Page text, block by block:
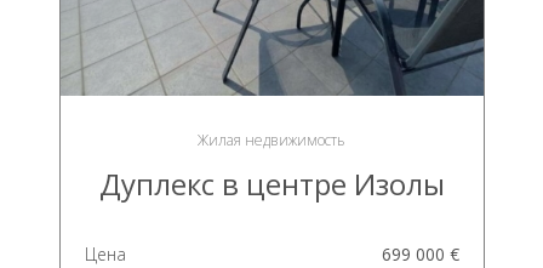
Жилая недвижимость
Дуплекс в центре Изолы
Цена
699 000 €